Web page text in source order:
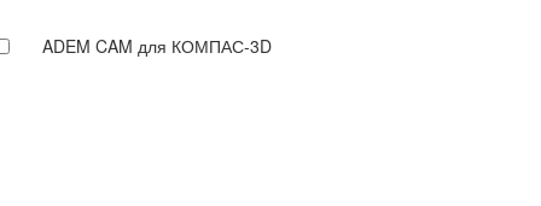
ADEM CAM для КОМПАС-3D